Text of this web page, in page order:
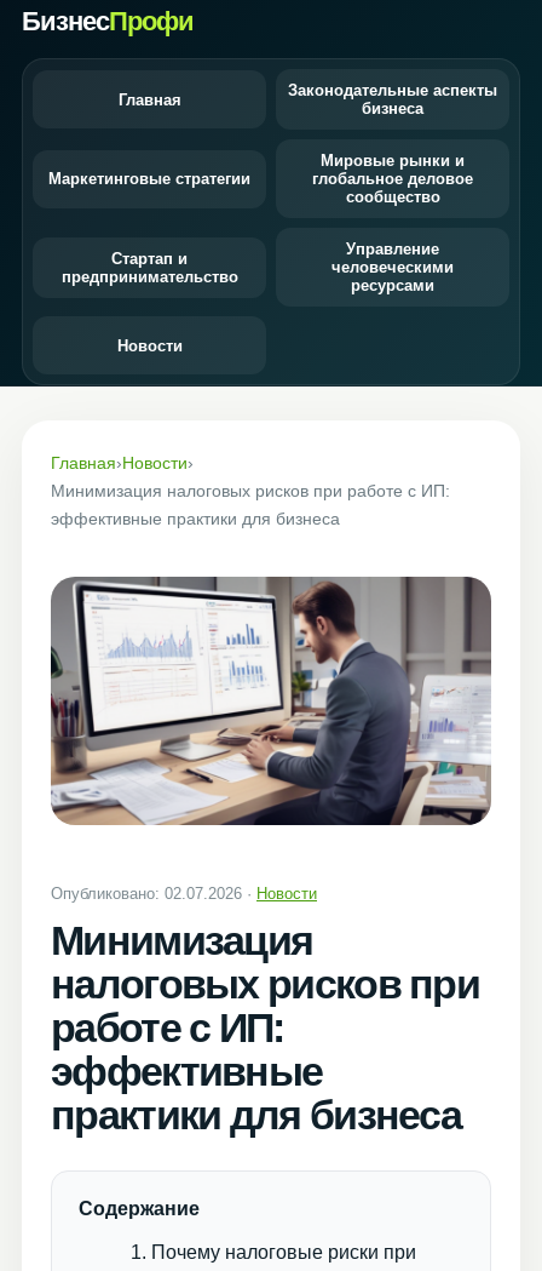
БизнесПрофи
Главная
Законодательные аспекты
бизнеса
Маркетинговые стратегии
Мировые рынки и
глобальное деловое
сообщество
Стартап и
предпринимательство
Управление
человеческими
ресурсами
Новости
Главная›Новости›
Минимизация налоговых рисков при работе с ИП:
эффективные практики для бизнеса
Опубликовано: 02.07.2026 · Новости
Минимизация
налоговых рисков при
работе с ИП:
эффективные
практики для бизнеса
Содержание
Почему налоговые риски при